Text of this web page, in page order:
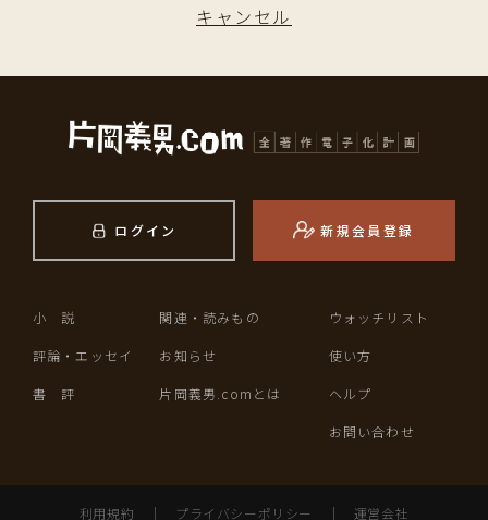
キャンセル
ログイン 新規会員登録
小 説
評論・エッセイ
書 評
関連・読みもの
お知らせ
片岡義男.comとは
ウォッチリスト
使い方
ヘルプ
お問い合わせ
利用規約 ｜ プライバシーポリシー ｜ 運営会社